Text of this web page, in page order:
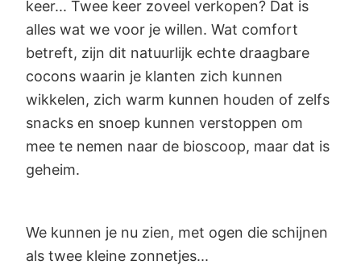
keer... Twee keer zoveel verkopen? Dat is
alles wat we voor je willen. Wat comfort
betreft, zijn dit natuurlijk echte draagbare
cocons waarin je klanten zich kunnen
wikkelen, zich warm kunnen houden of zelfs
snacks en snoep kunnen verstoppen om
mee te nemen naar de bioscoop, maar dat is
geheim.
We kunnen je nu zien, met ogen die schijnen
als twee kleine zonnetjes...